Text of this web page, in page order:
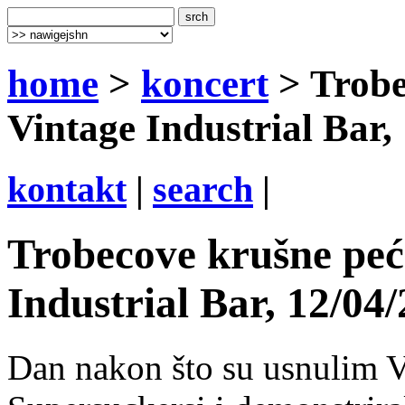
home > koncert>
Vintage Industrial Bar,
kontakt| search |
Trobecove krušne
Industrial Bar, 12/04/
Dan nakon što su usnulim